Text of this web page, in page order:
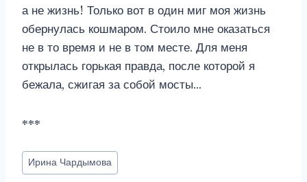
а не жизнь! Только вот в один миг моя жизнь
обернулась кошмаром. Стоило мне оказаться
не в то время и не в том месте. Для меня
открылась горькая правда, после которой я
бежала, сжигая за собой мосты…
***
Метки
записи:
Ирина Чардымова